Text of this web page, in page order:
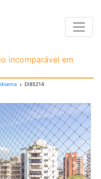
incomparável em
DI85214
Next